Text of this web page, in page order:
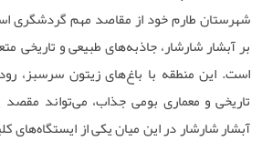
شهرستان طارم خود از مقاصد مهم گردشگری
بر آبشار شارشار، جاذبه‌های طبیعی و تاریخی
است. این منطقه با باغ‌های زیتون سرسبز،
تاریخی و معماری بومی جذاب، می‌تواند
آبشار شارشار در این میان یکی از